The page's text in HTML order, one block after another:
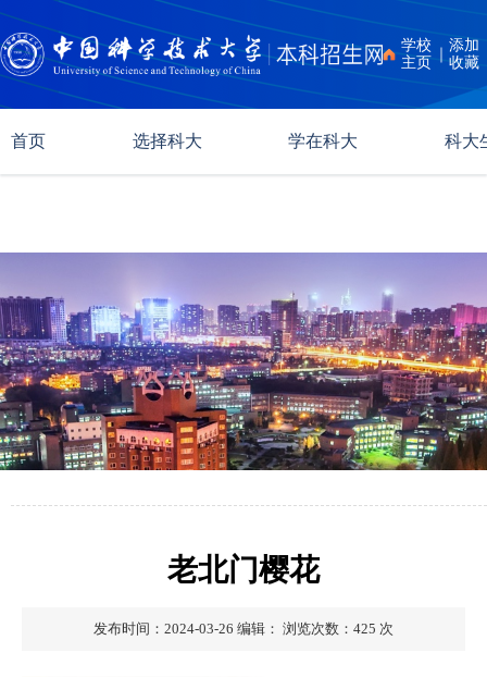
学校
主页
添加
收藏
首页 选择科大 学在科大 科大
老北门樱花
发布时间：2024-03-26 编辑： 浏览次数： 425 次